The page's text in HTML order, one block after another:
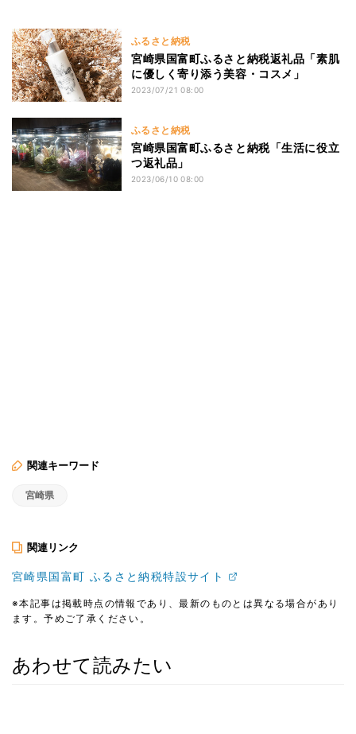
ふるさと納税
宮崎県国富町ふるさと納税返礼品「素肌
に優しく寄り添う美容・コスメ」
2023/07/21 08:00
ふるさと納税
宮崎県国富町ふるさと納税「生活に役立
つ返礼品」
2023/06/10 08:00
関連キーワード
宮崎県
関連リンク
宮崎県国富町 ふるさと納税特設サイト
※本記事は掲載時点の情報であり、最新のものとは異なる場合があり
ます。予めご了承ください。
あわせて読みたい